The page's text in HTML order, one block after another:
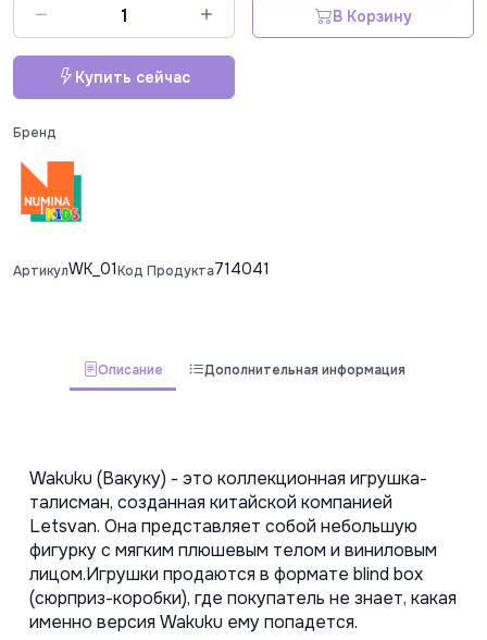
В Корзину
Купить сейчас
Бренд
АртикулWK_01Код Продукта714041
Описание Дополнительная информация
Wakuku (Вакуку) - это коллекционная игрушка-
талисман, созданная китайской компанией
Letsvan. Она представляет собой небольшую
фигурку с мягким плюшевым телом и виниловым
лицом.Игрушки продаются в формате blind box
(сюрприз-коробки), где покупатель не знает, какая
именно версия Wakuku ему попадется.